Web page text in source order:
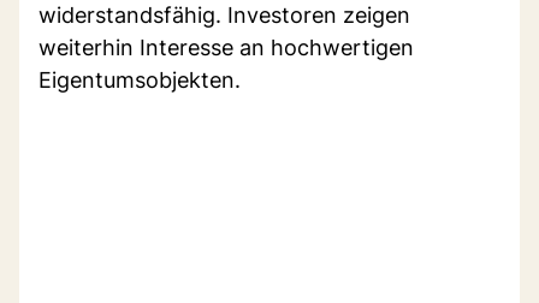
widerstandsfähig. Investoren zeigen
weiterhin Interesse an hochwertigen
Eigentumsobjekten.